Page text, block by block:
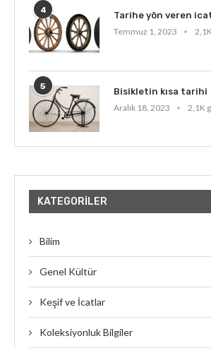
4
Tarihe yön veren
Temmuz 1, 2023
5
Bisikletin kısa tarihi
Aralık 18, 2023
2,1K
KATEGORILER
Bilim
Genel Kültür
Keşif ve İcatlar
Koleksiyonluk Bilgiler